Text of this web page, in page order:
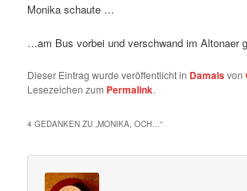
Monika schaute …
…am Bus vorbei und verschwand im Altonaer
Dieser Eintrag wurde veröffentlicht in Damalsvon
Lesezeichen zum Permalink.
4 GEDANKEN ZU „MONIKA, OCH…“